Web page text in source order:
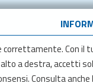
correttamente. Con il
a destra, accetti
Consulta